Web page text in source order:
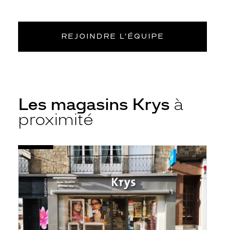
REJOINDRE L’ÉQUIPE
Les magasins Krys à
proximité
Opticien
Flers
-
Rue
6
Juin
-
Voir
la
fiche